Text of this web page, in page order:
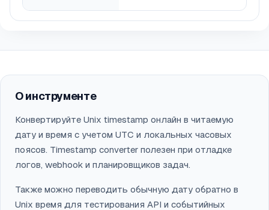
О инструменте
Конвертируйте Unix timestamp онлайн в читаемую
дату и время с учетом UTC и локальных часовых
поясов. Timestamp converter полезен при отладке
логов, webhook и планировщиков задач.
Также можно переводить обычную дату обратно в
Unix время для тестирования API и событийных